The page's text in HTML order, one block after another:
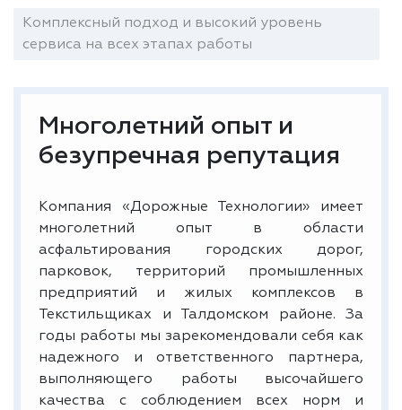
Комплексный подход и высокий уровень
сервиса на всех этапах работы
Многолетний опыт и
безупречная репутация
Компания «Дорожные Технологии» имеет
многолетний опыт в области
асфальтирования городских дорог,
парковок, территорий промышленных
предприятий и жилых комплексов в
Текстильщиках и Талдомском районе. За
годы работы мы зарекомендовали себя как
надежного и ответственного партнера,
выполняющего работы высочайшего
качества с соблюдением всех норм и